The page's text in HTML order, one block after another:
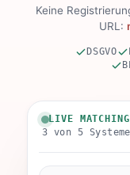
Keine
URL:
DSGVO
LIVE
3 von 5